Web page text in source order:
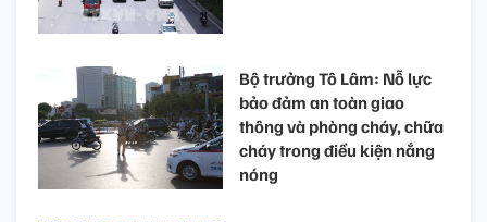
Bộ trưởng Tô Lâm: Nỗ lực
bảo đảm an toàn giao
thông và phòng cháy, chữa
cháy trong điều kiện nắng
nóng